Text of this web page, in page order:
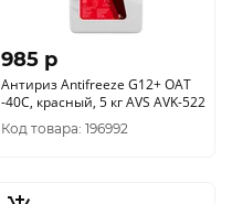
985 p
Антириз Antifreeze G12+ OAT
-40С, красный, 5 кг AVS AVK-522
Код товара: 196992